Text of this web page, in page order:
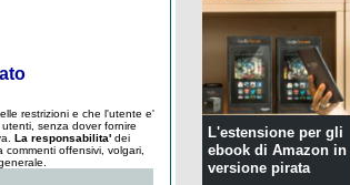
restrizioni e che l'utente e'
senza dover fornire
La responsabilita' dei
offensivi, volgari,
L'estensione per gli
ebook di Amazon in
versione pirata